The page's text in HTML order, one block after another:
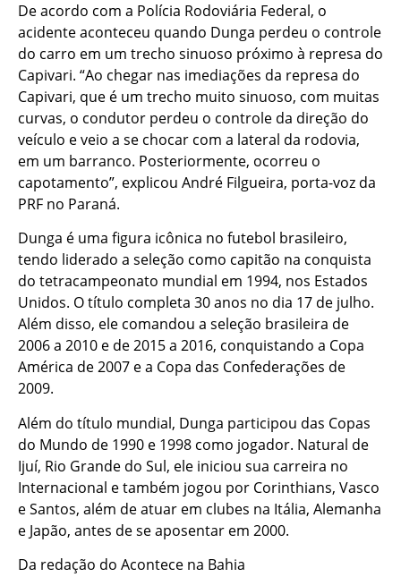
De acordo com a Polícia Rodoviária Federal, o
acidente aconteceu quando Dunga perdeu o controle
do carro em um trecho sinuoso próximo à represa do
Capivari. “Ao chegar nas imediações da represa do
Capivari, que é um trecho muito sinuoso, com muitas
curvas, o condutor perdeu o controle da direção do
veículo e veio a se chocar com a lateral da rodovia,
em um barranco. Posteriormente, ocorreu o
capotamento”, explicou André Filgueira, porta-voz da
PRF no Paraná.
Dunga é uma figura icônica no futebol brasileiro,
tendo liderado a seleção como capitão na conquista
do tetracampeonato mundial em 1994, nos Estados
Unidos. O título completa 30 anos no dia 17 de julho.
Além disso, ele comandou a seleção brasileira de
2006 a 2010 e de 2015 a 2016, conquistando a Copa
América de 2007 e a Copa das Confederações de
2009.
Além do título mundial, Dunga participou das Copas
do Mundo de 1990 e 1998 como jogador. Natural de
Ijuí, Rio Grande do Sul, ele iniciou sua carreira no
Internacional e também jogou por Corinthians, Vasco
e Santos, além de atuar em clubes na Itália, Alemanha
e Japão, antes de se aposentar em 2000.
Da redação do Acontece na Bahia